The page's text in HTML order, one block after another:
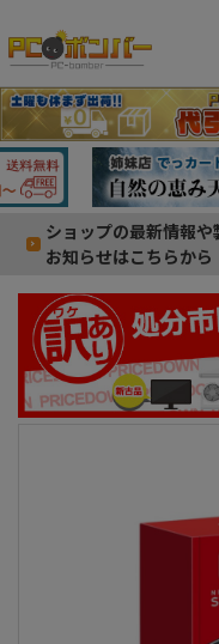
ショップの最新情報
お知らせはこちらから